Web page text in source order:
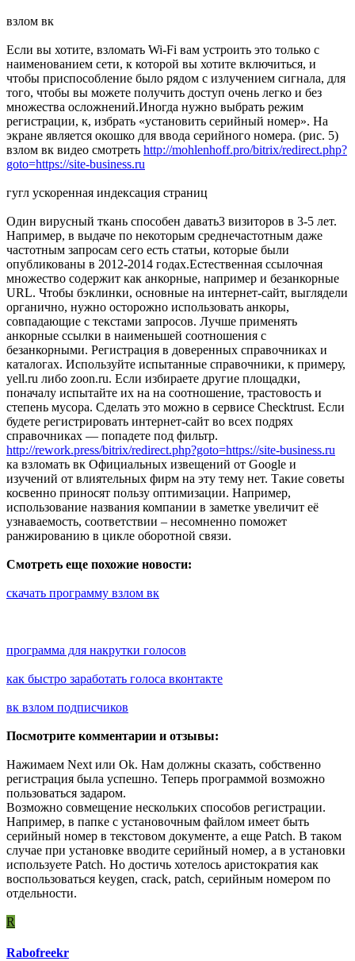
взлом вк
Если вы хотите, взломать Wi-Fi вам устроить это только с
наименованием сети, к которой вы хотите включиться, и
чтобы приспособление было рядом с излучением сигнала, для
того, чтобы вы можете получить доступ очень легко и без
множества осложнений.Иногда нужно выбрать режим
регистрации, к, избрать «установить серийный номер». На
экране является окошко для ввода серийного номера. (рис. 5)
взлом вк видео смотреть http://mohlenhoff.pro/bitrix/redirect.php?
goto=https://site-business.ru
гугл ускоренная индексация страниц
Один вирусный ткань способен давать3 визиторов в 3-5 лет.
Например, в выдаче по некоторым среднечастотным даже
частотным запросам сего есть статьи, которые были
опубликованы в 2012-2014 годах.Естественная ссылочная
множество содержит как анкорные, например и безанкорные
URL. Чтобы бэклинки, основные на интернет-сайт, выглядели
органично, нужно осторожно использовать анкоры,
совпадающие с текстами запросов. Лучше применять
анкорные ссылки в наименьшей соотношения с
безанкорными. Регистрация в доверенных справочниках и
каталогах. Используйте испытанные справочники, к примеру,
yell.ru либо zoon.ru. Если избираете другие площадки,
поначалу испытайте их на на соотношение, трастовость и
степень мусора. Сделать это можно в сервисе Checktrust. Если
будете регистрировать интернет-сайт во всех подрях
справочниках — попадете под фильтр.
http://rework.press/bitrix/redirect.php?goto=https://site-business.ru
ка взломать вк Официальных извещений от Google и
изучений от влиятельных фирм на эту тему нет. Такие советы
косвенно приносят пользу оптимизации. Например,
использование названия компании в заметке увеличит её
узнаваемость, соответствии – несомненно поможет
ранжированию в цикле оборотной связи.
Смотреть еще похожие новости:
скачать программу взлом вк
программа для накрутки голосов
как быстро заработать голоса вконтакте
вк взлом подписчиков
Посмотрите комментарии и отзывы:
Нажимаем Next или Ok. Нам должны сказать, собственно
регистрация была успешно. Теперь программой возможно
пользоваться задаром.
Возможно совмещение нескольких способов регистрации.
Например, в папке с установочным файлом имеет быть
серийный номер в текстовом документе, а еще Patch. В таком
случае при установке вводите серийный номер, а в установки
используете Patch. Но достичь хотелось аристократия как
воспользоваться keygen, crack, patch, серийным номером по
отдельности.
R
Rabofreekr